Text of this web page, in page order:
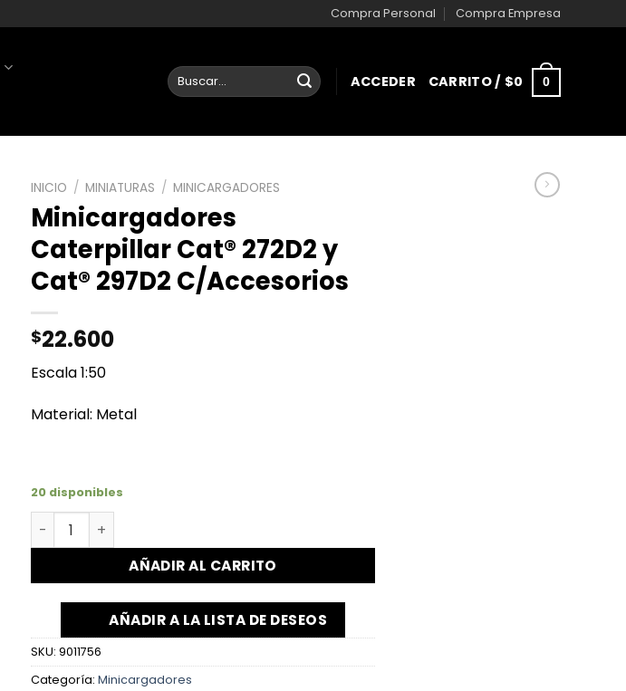
Compra Personal Compra Empresa
ACCEDER CARRITO / $0 0
INICIO / MINIATURAS / MINICARGADORES
Minicargadores
Caterpillar Cat® 272D2 y
Cat® 297D2 C/Accesorios
$22.600
Escala 1:50
Material: Metal
20 disponibles
AÑADIR AL CARRITO
AÑADIR A LA LISTA DE DESEOS
SKU: 9011756
Categoría: Minicargadores